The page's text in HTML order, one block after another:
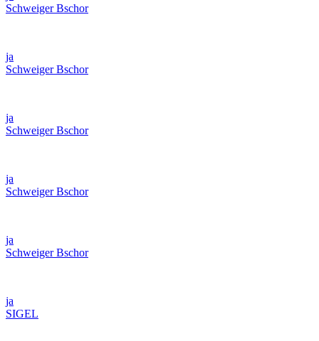
Schweiger Bschor
ja
Schweiger Bschor
ja
Schweiger Bschor
ja
Schweiger Bschor
ja
Schweiger Bschor
ja
SIGEL